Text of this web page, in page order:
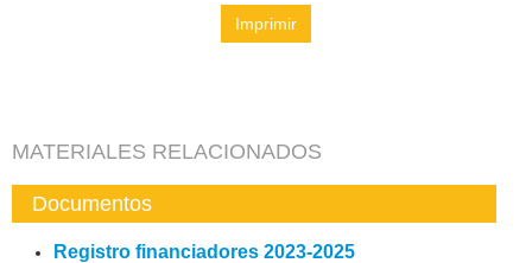
Imprimir
MATERIALES RELACIONADOS
Documentos
Registro financiadores 2023-2025